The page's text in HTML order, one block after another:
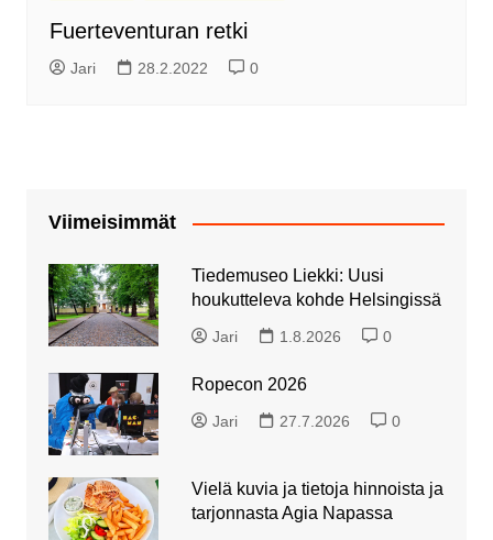
Fuerteventuran retki
Jari 28.2.2022 0
Viimeisimmät
Tiedemuseo Liekki: Uusi
houkutteleva kohde Helsingissä
Jari 1.8.2026 0
Ropecon 2026
Jari 27.7.2026 0
Vielä kuvia ja tietoja hinnoista ja
tarjonnasta Agia Napassa